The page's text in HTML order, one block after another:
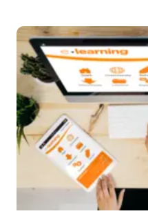
H
A
R
E
M
A
R
K
E
T
S
ब्लॉ
ग
सा
ठी
ट्रॅ
फि
क
वा
ढ
व